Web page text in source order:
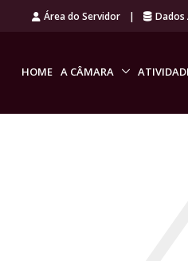
Área do Servidor | Dados
HOME A CÂMARA